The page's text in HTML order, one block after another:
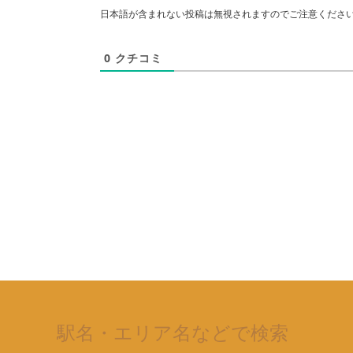
日本語が含まれない投稿は無視されますのでご注意くださ
0 クチコミ
駅名・エリア名などで検索